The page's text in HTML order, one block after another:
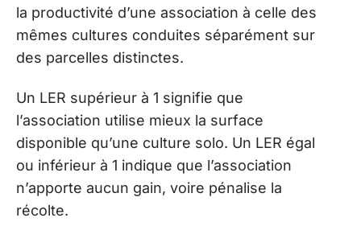
la productivité d’une association à celle des
mêmes cultures conduites séparément sur
des parcelles distinctes.
Un LER supérieur à 1 signifie que
l’association utilise mieux la surface
disponible qu’une culture solo. Un LER égal
ou inférieur à 1 indique que l’association
n’apporte aucun gain, voire pénalise la
récolte.